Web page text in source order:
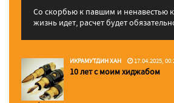
Со скорбью к павшим и ненавестью
жизнь идет, расчет будет
ИКРАМУТДИН ХАН 17.04.2025,
10 лет с моим хиджабом